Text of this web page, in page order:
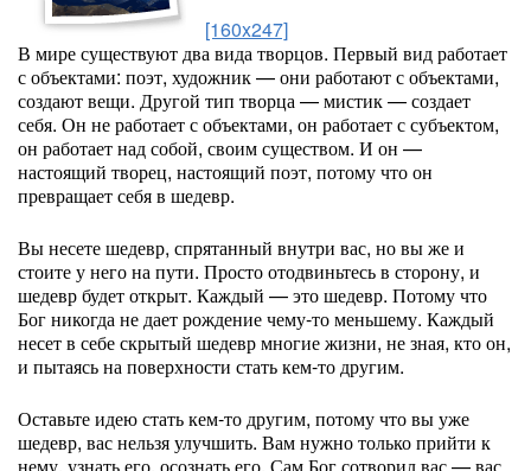
[160x247]
В мире существуют два вида творцов. Первый вид работает
с объектами: поэт, художник — они работают с объектами,
создают вещи. Другой тип творца — мистик — создает
себя. Он не работает с объектами, он работает с субъектом,
он работает над собой, своим существом. И он —
настоящий творец, настоящий поэт, потому что он
превращает себя в шедевр.
Вы несете шедевр, спрятанный внутри вас, но вы же и
стоите у него на пути. Просто отодвиньтесь в сторону, и
шедевр будет открыт. Каждый — это шедевр. Потому что
Бог никогда не дает рождение чему-то меньшему. Каждый
несет в себе скрытый шедевр многие жизни, не зная, кто он,
и пытаясь на поверхности стать кем-то другим.
Оставьте идею стать кем-то другим, потому что вы уже
шедевр, вас нельзя улучшить. Вам нужно только прийти к